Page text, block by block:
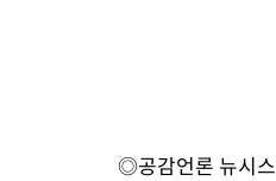
◎공감언론 뉴시스